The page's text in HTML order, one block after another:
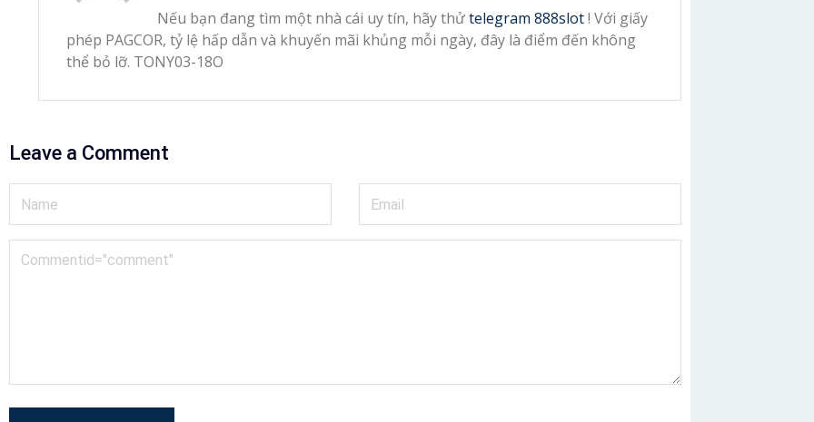
Nếu bạn đang tìm một nhà cái uy tín, hãy thửtelegram 888slot! Với giấy
phép PAGCOR, tỷ lệ hấp dẫn và khuyến mãi khủng mỗi ngày, đây là điểm đến không
thể bỏ lỡ. TONY03-18O
Leave a Comment